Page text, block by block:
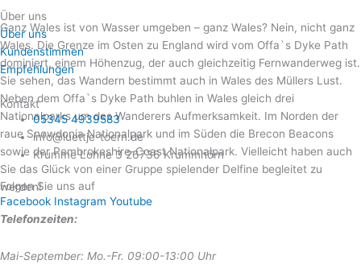
Ganz Wales ist von Wasser umgeben – ganz Wales? Nein, nicht ganz
Wales. Die Grenze im Osten zu England wird vom Offa`s Dyke Path
dominiert, einem Höhenzug, der auch gleichzeitig Fernwanderweg ist.
Sie sehen, das Wandern bestimmt auch in Wales des Müllers Lust.
Neben dem Offa`s Dyke Path buhlen in Wales gleich drei
Nationalparks um des Wanderers Aufmerksamkeit. Im Norden der
raue Snowdonia Nationalpark und im Süden die Brecon Beacons
sowie der Pembrokeshire-Coast Nationalpark. Vielleicht haben auch
Sie das Glück von einer Gruppe spielender Delfine begleitet zu
werden!
Über uns
Über uns
Kundenstimmen
Empfehlungen
Kontakt
05345 4939583
info@luettje-toern.de
Krumme Lohne 3 26736 Krummhörn
Folgen Sie uns auf
Facebook Instagram Youtube
Telefonzeiten:
Mai-September: Mo.-Fr. 09:00-13:00 Uhr